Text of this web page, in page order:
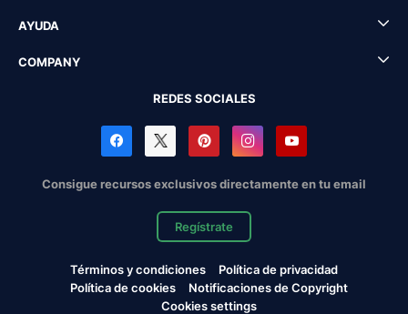
AYUDA
COMPANY
REDES SOCIALES
Consigue recursos exclusivos directamente en tu email
Regístrate
Términos y condiciones
Política de privacidad
Política de cookies
Notificaciones de Copyright
Cookies settings